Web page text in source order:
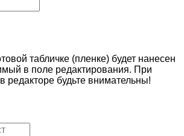
табличке (пленке) будет нанесен
в поле редактирования. При
редакторе будьте внимательны!